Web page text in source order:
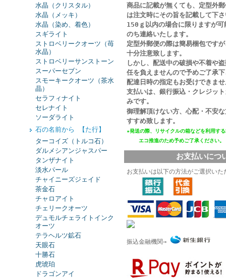
水晶（クリスタル）
水晶（メッキ）
水晶（染め、着色）
スギライト
ストロベリークオーツ（苺
水晶）
ストロベリーサンストーン
スーパーセブン
スモーキークオーツ（茶水
晶）
セラフィナイト
セレナイト
ソーダライト
石の名前から 【た行】
ターコイズ（トルコ石）
ダルメシアンジャスパー
タンザナイト
淡水パール
チャイニーズジェイド
茶金石
チャロアイト
チェリークオーツ
デュモルチェライトインク
オーツ
テラヘルツ鉱石
天眼石
十勝石
虎琥珀
ドラゴンアイ
商品に記載が無くても、定型外
は注文時にその旨を記載して下
150ｇ以内の場合に限りますが
のち連絡いたします。
定型外郵便の際は簡易梱包です
十分注意致します。
しかし、配送中の破損や不着や
任を負えませんので予めご了承
配達日時の指定もお受けできま
支払いは、銀行振込・クレジッ
みです。
御理解頂けない方、心配・不安
すすめ致します。
★発送の際、リサイクルの箱などを利用す
エコ推進のため予めご了承ください。
お支払いにつ
お支払いは以下の方法がご選択いた
振込金融機関→